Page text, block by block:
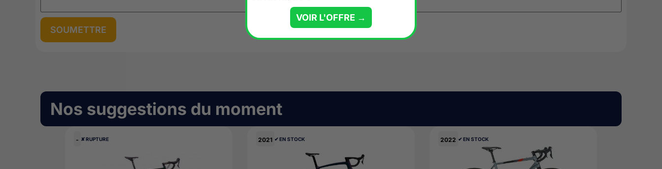
Nos suggestions du moment
- ✘ RUPTURE 2021 ✔︎ EN STOCK 2022 ✔︎ EN STOCK
VOIR L'OFFRE →